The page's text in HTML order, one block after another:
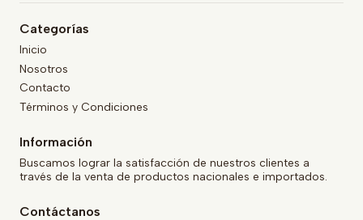
Categorías
Inicio
Nosotros
Contacto
Términos y Condiciones
Información
Buscamos lograr la satisfacción de nuestros clientes a
través de la venta de productos nacionales e importados.
Contáctanos